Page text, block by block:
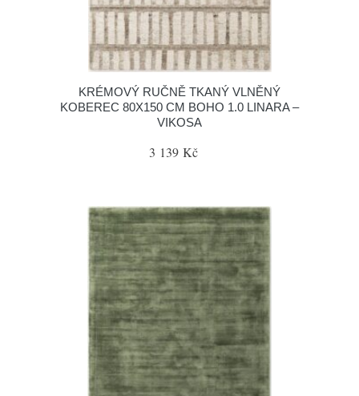
KRÉMOVÝ RUČNĚ TKANÝ VLNĚNÝ
KOBEREC 80X150 CM BOHO 1.0 LINARA –
VIKOSA
3 139 Kč